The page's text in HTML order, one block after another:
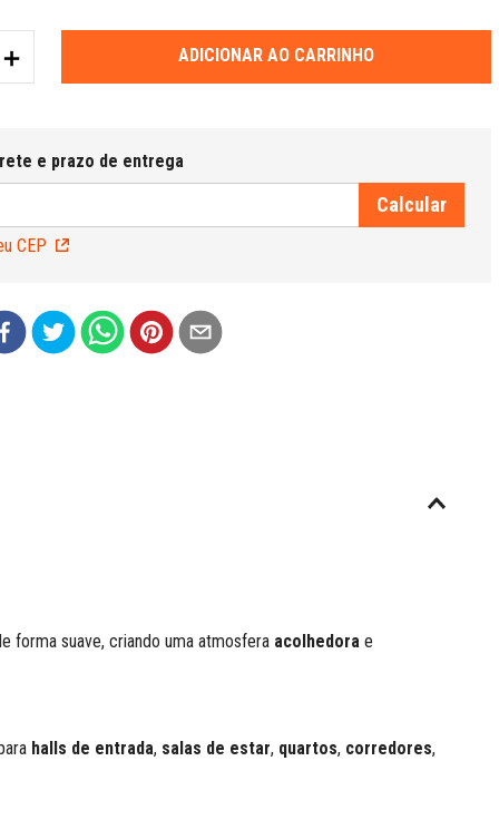
＋ ADICIONAR AO CARRINHO
CEP
forma suave, criando uma atmosfera acolhedora e
halls de entrada, salas de estar, quartos, corredores,